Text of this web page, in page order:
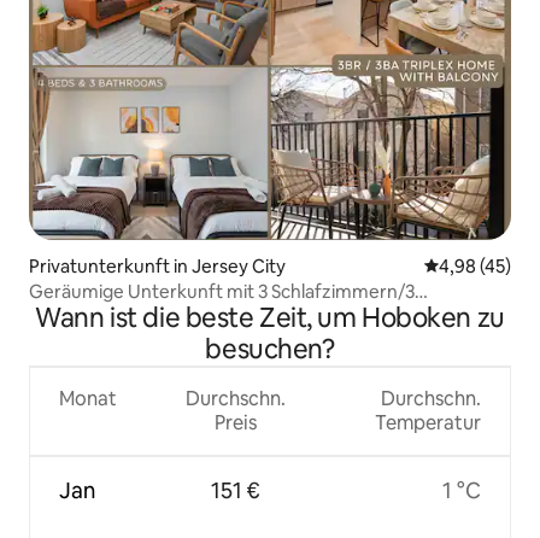
Privatunterkunft in Jersey City
4,98 (45)
Geräumige Unterkunft mit 3 Schlafzimmern/3
Badezimmern|Schneller WEG zur NYC Comic Con
Wann ist die beste Zeit, um Hoboken zu
besuchen?
Monat
Jan
Durchschn.
Preis
151 €
Durchschn.
Temperatur
1 °C